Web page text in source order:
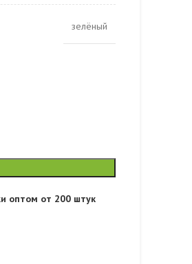
зелёный
оптом от 200 штук